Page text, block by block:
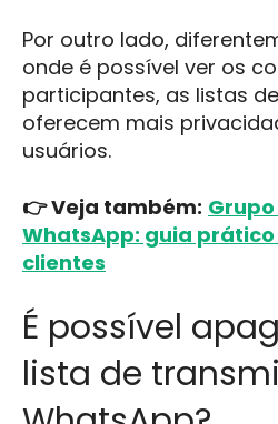
Por outro lado,
onde é possível ver os
participantes, as listas
oferecem mais
usuários.
👉 Veja também:
WhatsApp: guia
clientes
É possível
lista de